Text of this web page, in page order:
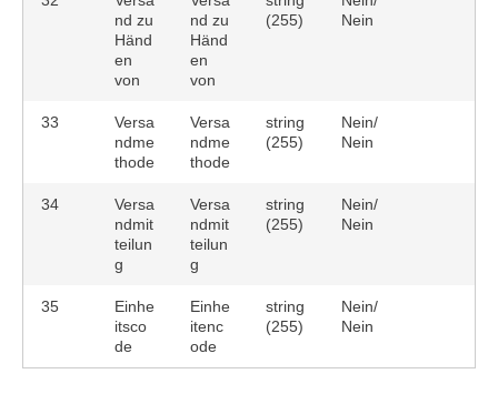
nd zu
Händ
en
von
nd zu
Händ
en
von
(255)
Nein
33
Versa
ndme
thode
Versa
ndme
thode
string
(255)
Nein/
Nein
34
Versa
ndmit
teilun
g
Versa
ndmit
teilun
g
string
(255)
Nein/
Nein
35
Einhe
itsco
de
Einhe
itenc
ode
string
(255)
Nein/
Nein